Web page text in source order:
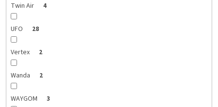
Twin Air 4
UFO 28
Vertex 2
Wanda 2
WAYGOM 3